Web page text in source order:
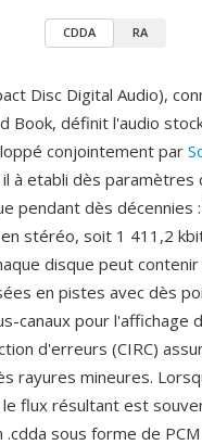
CDDA RA
Disc Digital Audio),
Book, définit l'audio
conjointement par
à etabli dès paramètres
pendant dès décennies
stéréo, soit 1 411,2
disque peut
en pistes avec dès
canaux pour l'affichage
d'erreurs (CIRC)
rayures mineures.
le flux résultant est
.cdda sous forme de